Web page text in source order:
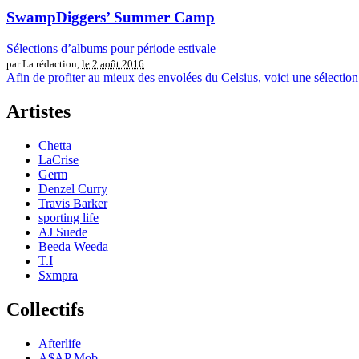
SwampDiggers’ Summer Camp
Sélections d’albums pour période estivale
par La rédaction, le 2 août 2016
Afin de profiter au mieux des envolées du Celsius, voici une
Artistes
Chetta
LaCrise
Germ
Denzel Curry
Travis Barker
sporting life
AJ Suede
Beeda Weeda
T.I
Sxmpra
Collectifs
Afterlife